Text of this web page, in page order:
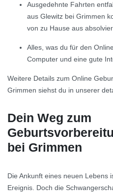
Ausgedehnte Fahrten
aus Glewitz bei Grimmen
von zu Hause aus
Alles, was du für den
Computer und eine gute
Weitere Details zum Online
Grimmen siehst du in unserer
Dein Weg zum
bei Grimmen
Die Ankunft eines neuen Lebens
Ereignis. Doch die